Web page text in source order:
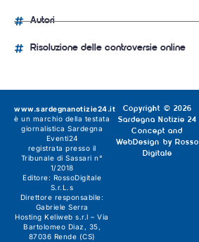
Autori
Risoluzione delle controversie online
Copyright © 2026
Sardegna Notizie 24
Concept and
WebDesign by Rosso
Digitale
www.sardegnanotizie24.it
è un marchio della testata
giornalistica Sardegna
Eventi24
registrata presso il
Tribunale di Sassari n°
1/2018
Editore: RossoDigitale
S.r.L.s
Direttore responsabile:
Gabriele Serra
Hosting Keliweb s.r.l – Via
Bartolomeo Diaz, 35,
87036 Rende (CS)